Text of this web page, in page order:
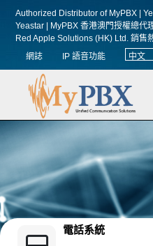
Authorized Distributor of MyPBX |
Yeastar | MyPBX 香港澳門授權總代
Red Apple Solutions (HK) Ltd.銷售
網誌
IP 語音功能
電話系統